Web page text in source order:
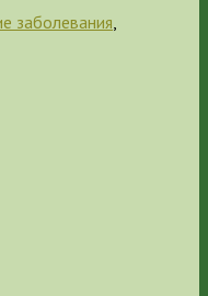
заболевания,